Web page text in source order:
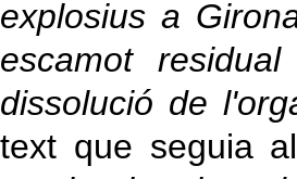
explosius a
escamot
dissolució de
text que seguia